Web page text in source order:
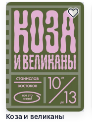
Коза и великаны